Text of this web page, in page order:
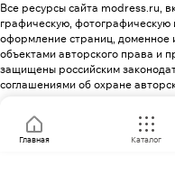
Все ресурсы сайта modress.ru,
графическую,
оформление страниц,
объектами авторского права и
защищены российским
соглашениями об охране
Главная Каталог